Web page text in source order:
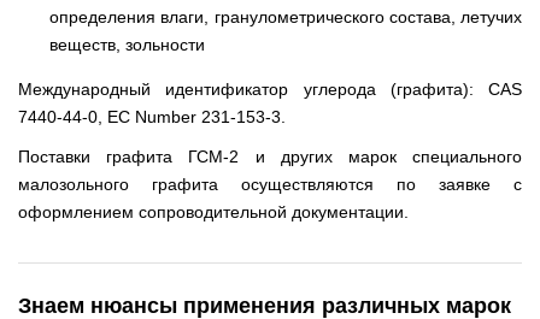
определения влаги, гранулометрического состава, летучих
веществ, зольности
Международный идентификатор углерода (графита): CAS
7440-44-0, EC Number 231-153-3.
Поставки графита ГСМ-2 и других марок специального
малозольного графита осуществляются по заявке с
оформлением сопроводительной документации.
Знаем нюансы применения различных марок